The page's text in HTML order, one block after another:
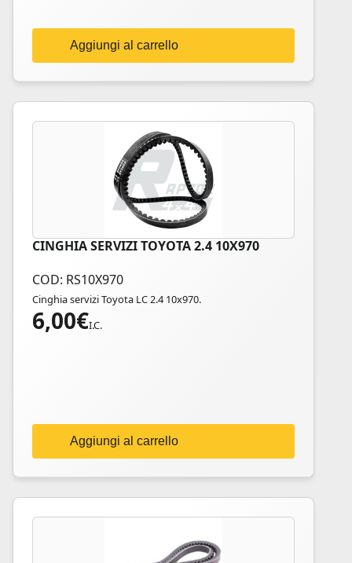
Aggiungi al carrello
CINGHIA SERVIZI TOYOTA 2.4 10X970
COD: RS10X970
Cinghia servizi Toyota LC 2.4 10x970.
6,00€I.C.
Aggiungi al carrello